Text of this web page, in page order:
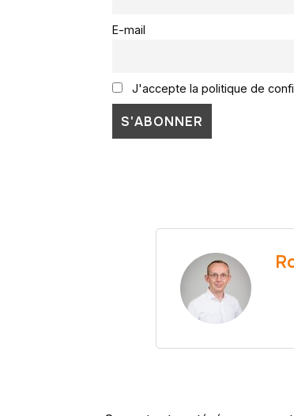
E-mail
J'accepte la politique de